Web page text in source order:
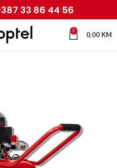
33 86 44 56
0 0,00 KM